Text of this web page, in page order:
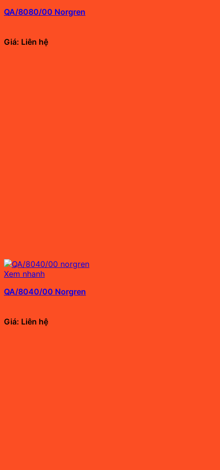
QA/8080/00 Norgren
Giá: Liên hệ
Xem nhanh
QA/8040/00 Norgren
Giá: Liên hệ